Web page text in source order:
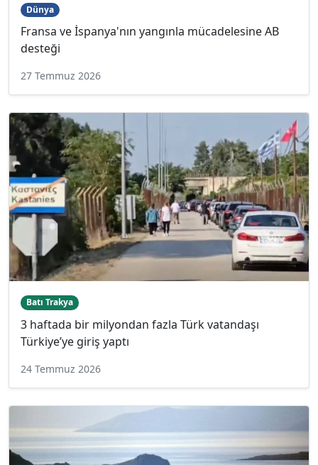
Dünya
Fransa ve İspanya'nın yangınla mücadelesine AB
desteği
27 Temmuz 2026
Batı Trakya
3 haftada bir milyondan fazla Türk vatandaşı
Türkiye’ye giriş yaptı
24 Temmuz 2026